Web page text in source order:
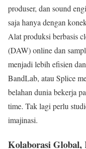
produser, dan sound
saja hanya dengan
Alat produksi berbasis
(DAW) online dan
menjadi lebih efisien
BandLab, atau Splice
belahan dunia bekerja
time. Tak lagi perlu
imajinasi.
Kolaborasi Global,